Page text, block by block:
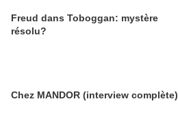
Freud dans Toboggan: mystère
résolu?
Chez MANDOR (interview complète)